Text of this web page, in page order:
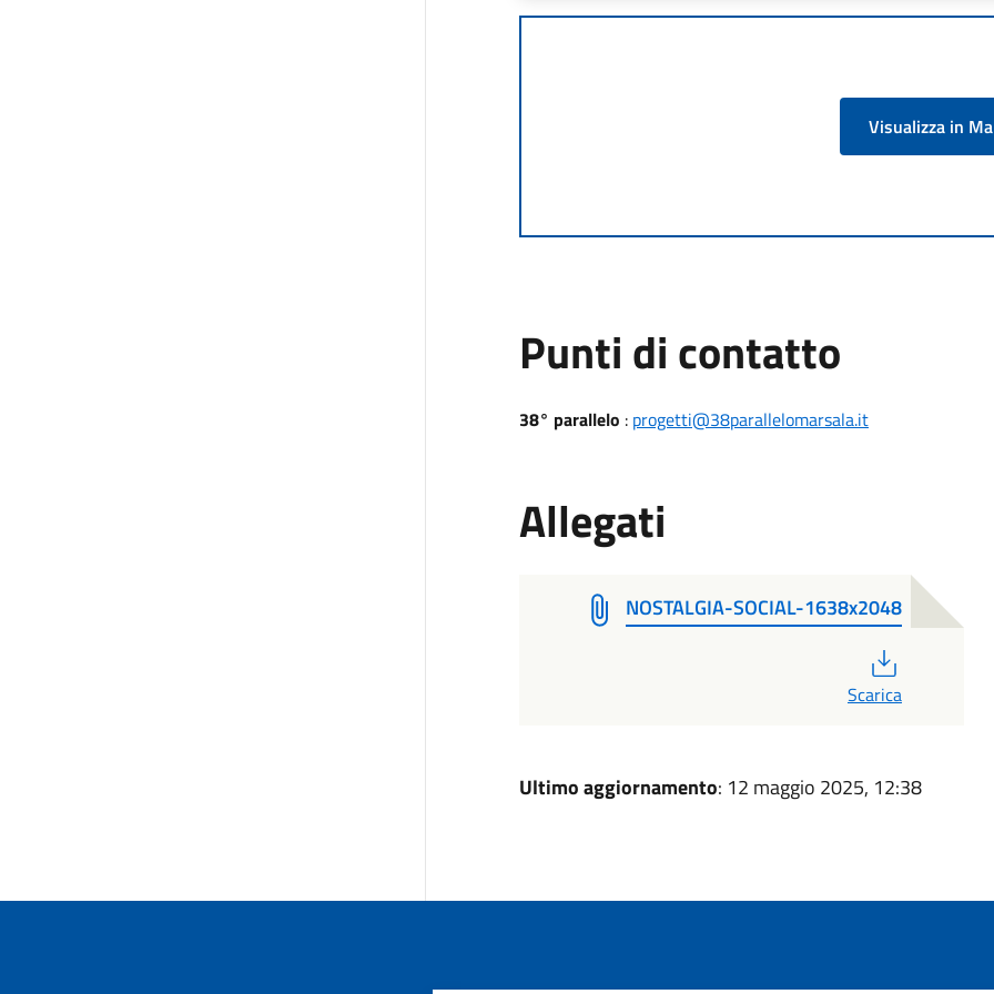
Visualizza in
Punti di contatto
38° parallelo : progetti@38parallelomarsala.it
Allegati
NOSTALGIA-SOCIAL-1638x2048
Scarica
Ultimo aggiornamento: 12 maggio 2025, 12:38